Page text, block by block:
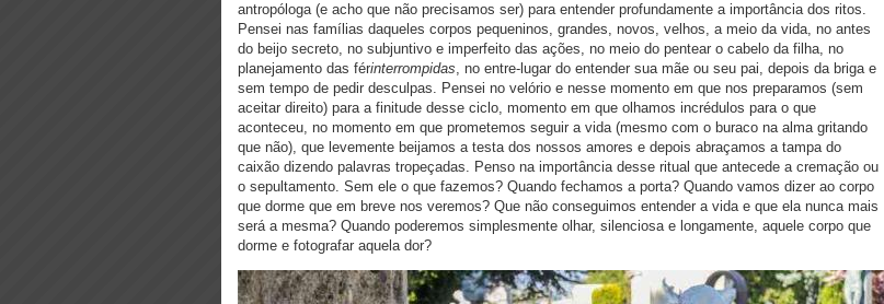
antropóloga (e acho que não precisamos ser) para entender profundamente a importância dos ritos.
Pensei nas famílias daqueles corpos pequeninos, grandes, novos, velhos, a meio da vida, no antes
do beijo secreto, no subjuntivo e imperfeito das ações, no meio do pentear o cabelo da filha, no
planejamento das férinterrompidas, no entre-lugar do entender sua mãe ou seu pai, depois da briga e
sem tempo de pedir desculpas. Pensei no velório e nesse momento em que nos preparamos (sem
aceitar direito) para a finitude desse ciclo, momento em que olhamos incrédulos para o que
aconteceu, no momento em que prometemos seguir a vida (mesmo com o buraco na alma gritando
que não), que levemente beijamos a testa dos nossos amores e depois abraçamos a tampa do
caixão dizendo palavras tropeçadas. Penso na importância desse ritual que antecede a cremação ou
o sepultamento. Sem ele o que fazemos? Quando fechamos a porta? Quando vamos dizer ao corpo
que dorme que em breve nos veremos? Que não conseguimos entender a vida e que ela nunca mais
será a mesma? Quando poderemos simplesmente olhar, silenciosa e longamente, aquele corpo que
dorme e fotografar aquela dor?